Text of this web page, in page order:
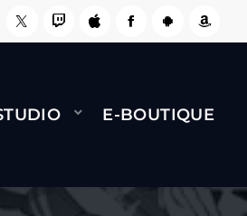
NAMI BERNARD MINET - FLY
E-BOUTIQUE